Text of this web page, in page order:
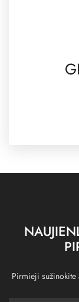
Pirmieji